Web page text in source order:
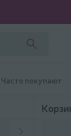
Часто покупают